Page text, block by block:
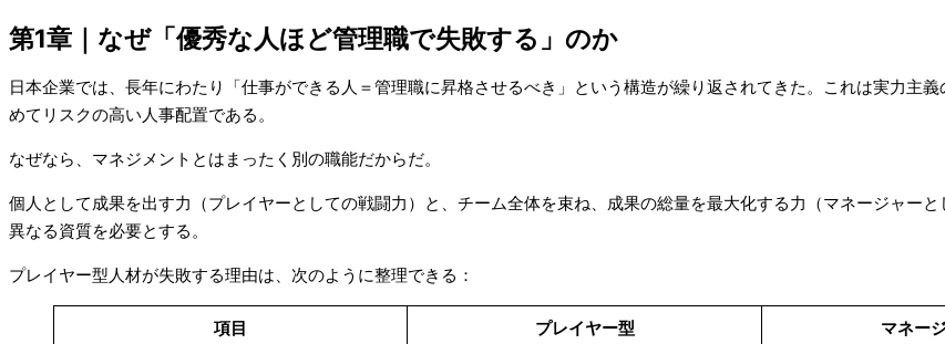
第1章｜なぜ「優秀な人ほど管理職で失敗する」のか
日本企業では、長年にわたり「仕事ができる人＝管理職に昇格させるべき」という構造が繰り返されてきた。これは実力主
めてリスクの高い人事配置である。
なぜなら、マネジメントとはまったく別の職能だからだ。
個人として成果を出す力（プレイヤーとしての戦闘力）と、チーム全体を束ね、成果の総量を最大化する力（マネージャーと
異なる資質を必要とする。
プレイヤー型人材が失敗する理由は、次のように整理できる：
項目 プレイヤー型 マネー